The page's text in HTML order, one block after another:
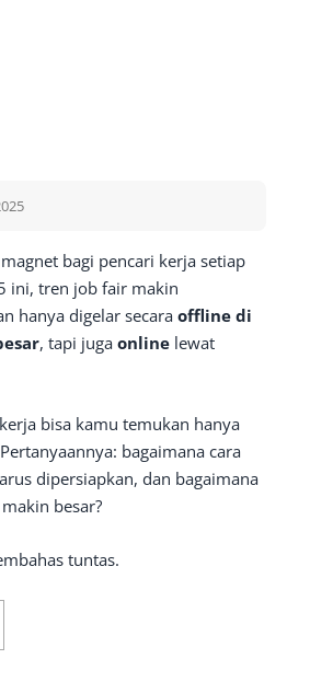
bagi pencari kerja setiap
ini, tren job fair makin
hanya digelar secara offline di
, tapi juga online lewat
bisa kamu temukan hanya
bagaimana cara
dipersiapkan, dan bagaimana
besar?
tuntas.